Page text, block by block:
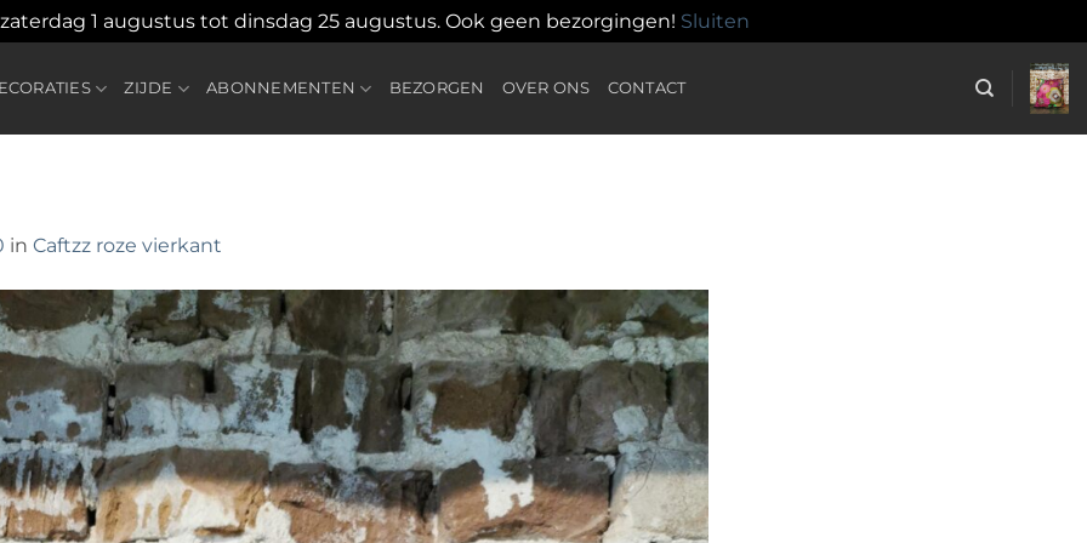
1 augustus tot dinsdag 25 augustus. Ook geen bezorgingen! Sluiten
ZIJDE ABONNEMENTEN BEZORGEN OVER ONS CONTACT
in Caftzz roze vierkant